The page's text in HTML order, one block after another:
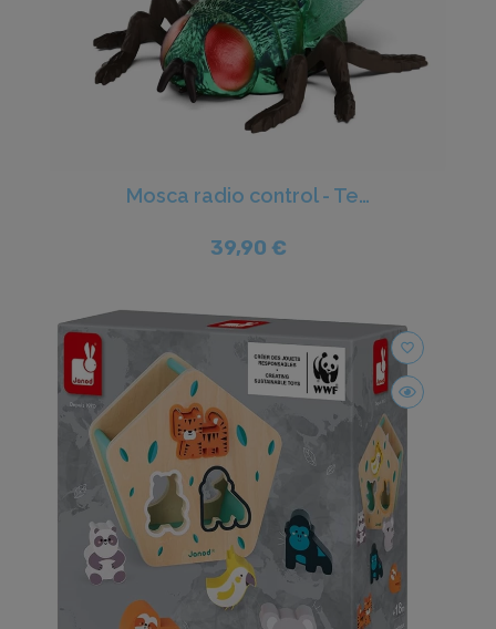
Mosca radio control - Terra
39,90 €
favorite_border